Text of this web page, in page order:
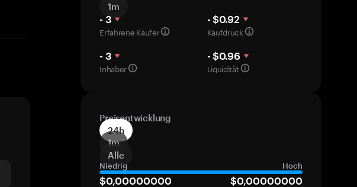
1m
- 3
Erfahrene Käufer
- $0.92
Kaufdruck
- 3
Inhaber
- $0.96
Liquidität
Preisentwicklung
24h
1m
Alle
Niedrig Hoch
$0,00000000 $0,00000000